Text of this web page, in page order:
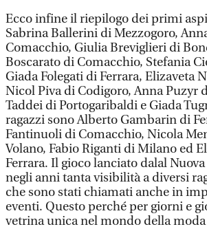
Ecco infine il riepilogo dei primi
Sabrina Ballerini di Mezzogoro,
Comacchio, Giulia Breviglieri di
Boscarato di Comacchio, Stefania
Giada Folegati di Ferrara, Elizaveta
Nicol Piva di Codigoro, Anna Puzyr
Taddei di Portogaribaldi e Giada
ragazzi sono Alberto Gambarin di
Fantinuoli di Comacchio, Nicola
Volano, Fabio Riganti di Milano ed
Ferrara. Il gioco lanciato dalal
negli anni tanta visibilità a diversi
che sono stati chiamati anche in
eventi. Questo perché per giorni e
vetrina unica nel mondo della moda